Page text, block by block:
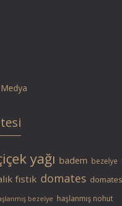
Medya
yağı badem bezelye
fıstık domates
bezelye haşlanmış nohut